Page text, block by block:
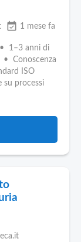
event_available 1 mese fa
• 1–3 anni di
• Conoscenza
ISO
su processi